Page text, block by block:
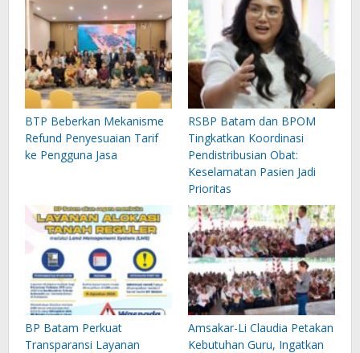
BTP Beberkan Mekanisme
Refund Penyesuaian Tarif
ke Pengguna Jasa
RSBP Batam dan BPOM
Tingkatkan Koordinasi
Pendistribusian Obat:
Keselamatan Pasien Jadi
Prioritas
BP Batam Perkuat
Transparansi Layanan
Amsakar-Li Claudia Petakan
Kebutuhan Guru, Ingatkan